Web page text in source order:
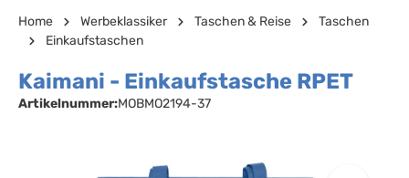
Home Werbeklassiker Taschen & Reise
Taschen
Einkaufstaschen
Kaimani - Einkaufstasche RPET
Artikelnummer:MOBMO2194-37